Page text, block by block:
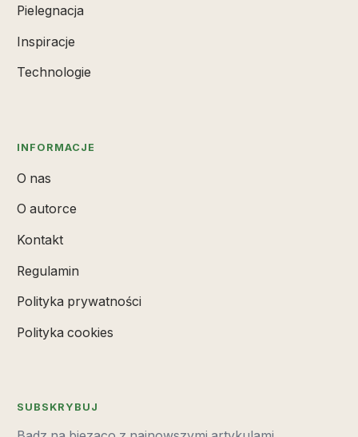
Pielegnacja
Inspiracje
Technologie
INFORMACJE
O nas
O autorce
Kontakt
Regulamin
Polityka prywatności
Polityka cookies
SUBSKRYBUJ